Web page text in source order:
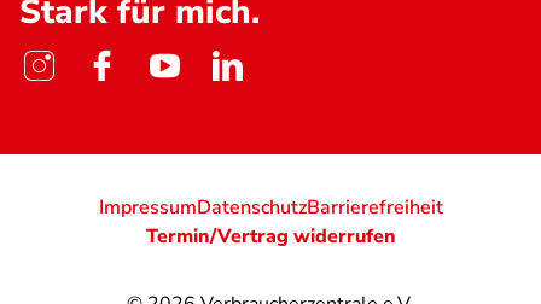
Stark für mich.
ImpressumDatenschutzBarrierefreiheit
Termin/Vertrag widerrufen